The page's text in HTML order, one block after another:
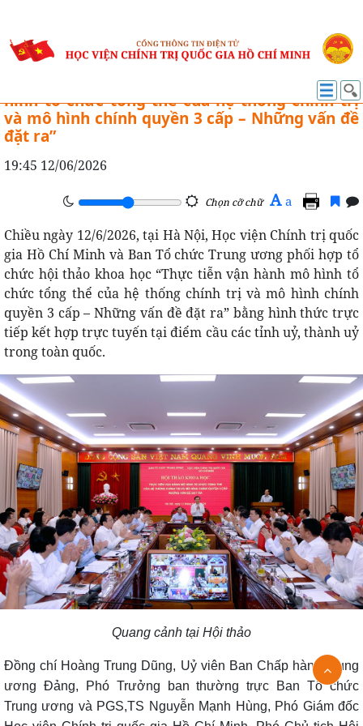
NGHIÊN CỨU KHOA HỌC
Hội thảo khoa học “Thực tiễn vận hành mô
hình tổ chức tổng thể của hệ thống chính trị
và mô hình chính quyền 3 cấp – Những vấn đề
đặt ra”
19:45 12/06/2026
Chọn cỡ chữ A a
Chiều ngày 12/6/2026, tại Hà Nội, Học viện Chính trị quốc
gia Hồ Chí Minh và Ban Tổ chức Trung ương phối hợp tổ
chức hội thảo khoa học “Thực tiễn vận hành mô hình tổ
chức tổng thể của hệ thống chính trị và mô hình chính
quyền 3 cấp – Những vấn đề đặt ra” bằng hình thức trực
tiếp kết hợp trực tuyến tại điểm cầu các tỉnh uỷ, thành uỷ
trong toàn quốc.
Quang cảnh tại Hội thảo
Đồng chí Hoàng Trung Dũng, Uỷ viên Ban Chấp hành Trung
ương Đảng, Phó Trưởng ban thường trực Ban Tổ chức
Trung ương và PGS,TS Nguyễn Mạnh Hùng, Phó Giám đốc